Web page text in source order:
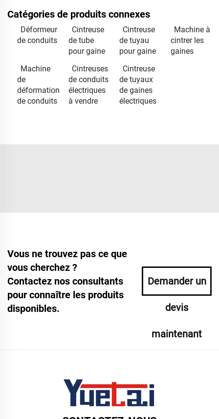
Catégories de produits connexes
Déformeur
de conduits
Cintreuse
de tube
pour gaine
Cintreuse
de tuyau
pour gaine
Machine à
cintrer les
gaines
Machine
de
déformation
de conduits
Cintreuses
de conduits
électriques
à vendre
Cintreuse
de tuyaux
de gaines
électriques
Vous ne trouvez pas ce que
vous cherchez ?
Contactez nos consultants
pour connaître les produits
disponibles.
Demander un
devis
maintenant